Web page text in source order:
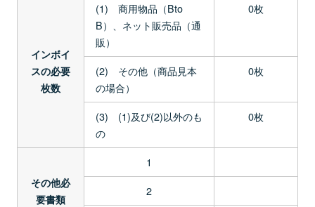
インボイ
スの必要
枚数
(1) 商用物品（Bto
B）、ネット販売品（通
販）
0枚
(2) その他（商品見本
の場合）
0枚
(3) (1)及び(2)以外のも
の
0枚
その他必
要書類
1
2